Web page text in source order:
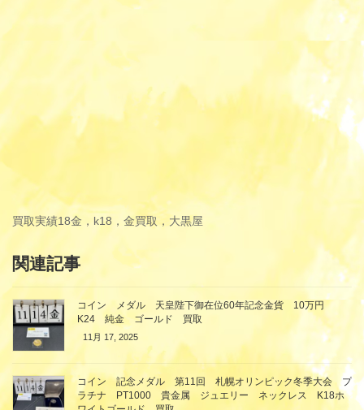
買取実績18金，k18，金買取，大黒屋
関連記事
コイン メダル 天皇陛下御在位60年記念金貨 10万円
K24 純金 ゴールド 買取
11月 17, 2025
コイン 記念メダル 第11回 札幌オリンピック冬季大会 プ
ラチナ PT1000 貴金属 ジュエリー ネックレス K18ホ